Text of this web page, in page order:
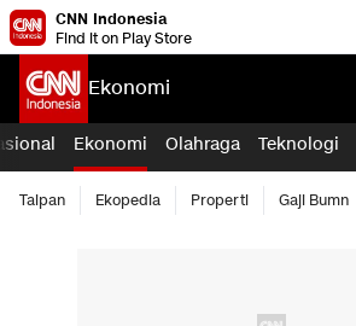
CNN Indonesia
Find it on Play Store
Ekonomi
Ekonomi Olahraga Teknologi
Taipan Ekopedia Properti Gaji Bumn